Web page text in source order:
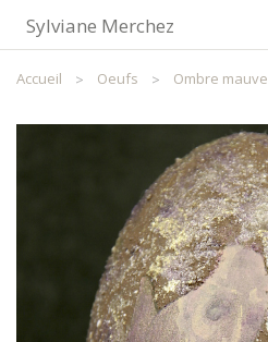
Sylviane Merchez
Accueil
Accueil Oeufs Ombre mauve